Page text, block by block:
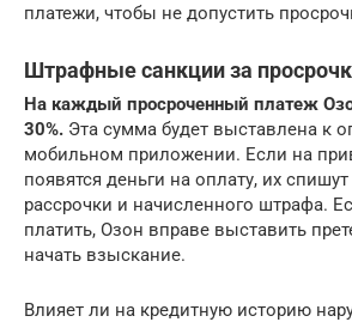
платежи, чтобы не допустить
Штрафные санкции за
На каждый просроченный платеж
30%. Эта сумма будет выставлена к
мобильном приложении. Если на
появятся деньги на оплату, их
рассрочки и начисленного штрафа.
платить, Озон вправе выставить
начать взыскание.
Влияет ли на кредитную историю